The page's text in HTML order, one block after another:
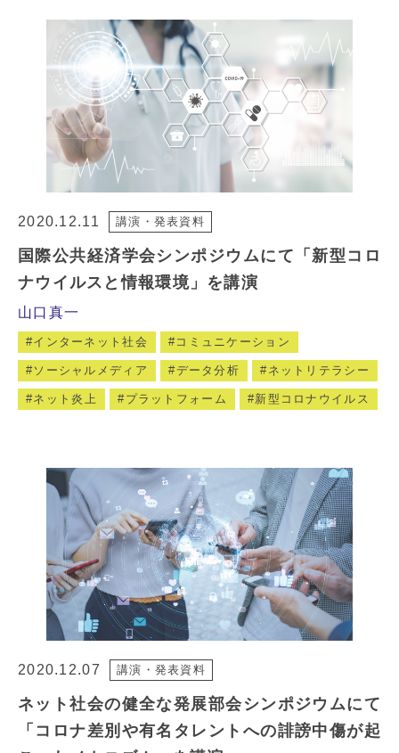
2020.12.11 講演・発表資料
国際公共経済学会シンポジウムにて「新型コロ
ナウイルスと情報環境」を講演
山口真一
インターネット社会 コミュニケーション
ソーシャルメディア データ分析 ネットリテラシー
ネット炎上 プラットフォーム 新型コロナウイルス
2020.12.07 講演・発表資料
ネット社会の健全な発展部会シンポジウムにて
「コロナ差別や有名タレントへの誹謗中傷が起